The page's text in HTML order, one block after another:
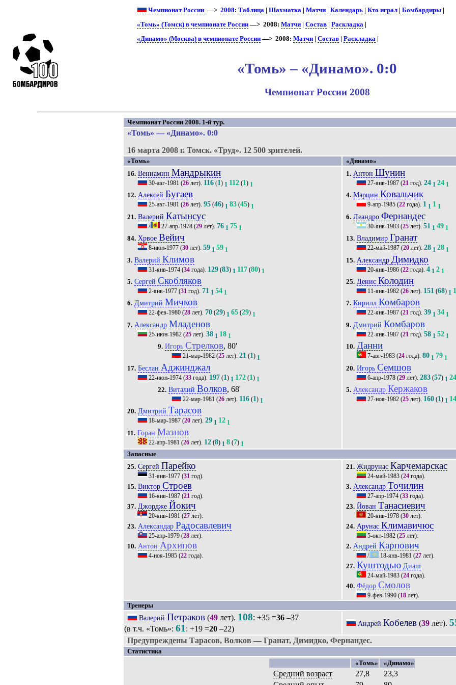
Чемпионат России —>2008:Таблица |Шахматка |Матчи |Календарь |Кто играл |Бомбардиры
«Томь» (Томск) в чемпионате России —> 2008:Матчи |Состав |Раскладка |
«Динамо» (Москва) в чемпионате России —> 2008:Матчи |Состав |Раскладка |
«Томь» – «Динамо». 0:0
Чемпионат России 2008
Чемпионат России 2008. 1-й тур.
«Томь» — «Динамо». 0:0
16 марта 2008 г.Томск. «Труд». 12 500 зрителей.
«Томь» «Динамо»
16. Вениамин Мандрыкин
30-авг-1981 (26 лет). 116 (1) 1 112 (1) 1
12. АлексейБугаев
25-авг-1981 (26 лет).95 (46) 1 83 (45) 1
21. Валерий Катынсус
/ 27-апр-1978 (29 лет).76 1 75 1
84. Хрвое Вейич
8-июн-1977 (30 лет).59 1 59 1
3. Валерий Климов
31-янв-1974 (34 года). 129 (83) 1 117 (80) 1
5. СергейСкобляков
2-янв-1977 (31 год).71 1 54 1
6. ДмитрийМичков
22-фев-1980 (28 лет).70 (29) 1 65 (29) 1
7. Александр Младенов
25-июн-1982 (25 лет).38 1 18 1
9. ИгорьСтрелков, 80'
21-мар-1982(25лет). 21(1) 1
17. Беслан Аджинджал
22-июн-1974 (33 года). 197 (1) 1 172 (1) 1
22. Виталий Волков, 68'
22-мар-1981 (26лет). 116(1) 1
20. ДмитрийТарасов
18-мар-1987 (20 лет).29 1 12 1
11. Горан Мазнов
22-апр-1981 (26 лет). 12 (8) 1 8 (7) 1
1. Антон Шунин
27-янв-1987 (21 год).24 1 24 1
4. МарцинКовальчик
9-апр-1985 (22 года). 1 1 1 1
6. ЛеандроФернандес
30-янв-1983 (25 лет).51 1 49 1
13. Владимир Гранат
22-май-1987 (20 лет).28 1 28 1
15. Александр Димидко
20-янв-1986 (22 года).4 1 2 1
25. Денис Колодин
11-янв-1982 (26 лет). 151 (68) 1
7. КириллКомбаров
22-янв-1987 (21 год).39 1 34 1
9. Дмитрий Комбаров
22-янв-1987 (21 год).58 1 52 1
10. Данни
7-авг-1983 (24 года).80 1 79 1
20. ИгорьСемшов
6-апр-1978 (29 лет).283 (57) 1
5. Александр Кержаков
27-ноя-1982 (25 лет). 160 (1) 1
Запасные
25. Сергей Парейко
31-янв-1977 (31 год).
15. ВикторСтроев
16-янв-1987 (21 год).
37. Джордже Йокич
20-янв-1981 (27 лет).
23. Александар Радосавлевич
25-апр-1979 (28 лет).
10. Антон Архипов
4-ноя-1985 (22 года).
21. Жидрунас Карчемарскас
24-май-1983 (24 года).
3. АлександрТочилин
27-апр-1974 (33 года).
23. ЙованТанасиевич
20-янв-1978 (30 лет).
24. Арунас Климавичюс
5-окт-1982 (25 лет).
2. Андрей Карпович
/ 18-янв-1981 (27 лет).
27. Куштодью Диаш
24-май-1983 (24 года).
40. ФёдорСмолов
9-фев-1990 (18 лет).
Тренеры
Валерий Петраков (49 лет). 108: +35 =36 –37
(в т.ч. «Томь»: 61 : +19 =20–22)
Андрей Кобелев (39 лет).
Предупреждены Тарасов, Волков — Гранат, Димидко, Фернандес.
Статистика
«Томь»
«Динамо»
Средний возраст 27,8
23,3